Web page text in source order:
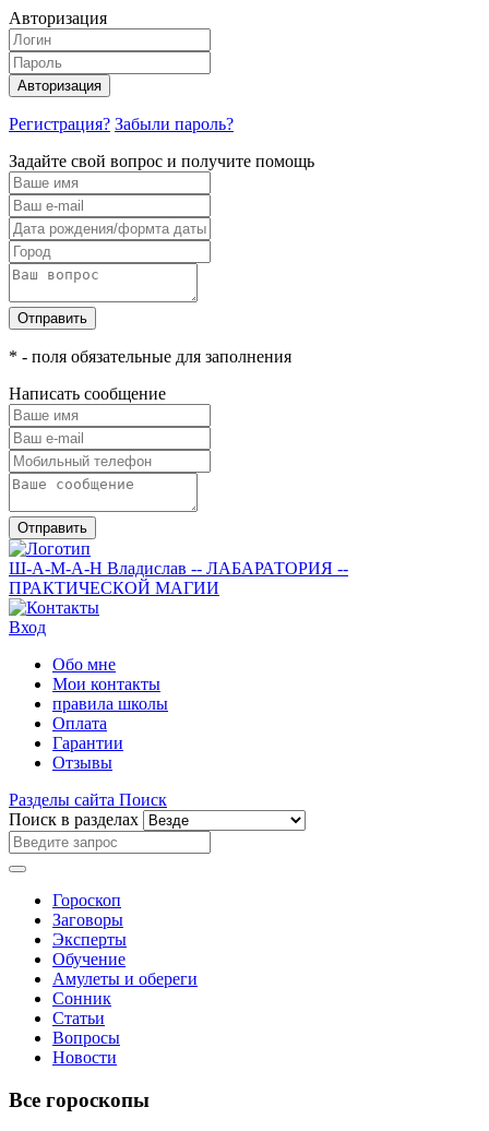
Авторизация
Авторизация
Регистрация? Забыли пароль?
Задайте свой вопрос и получите помощь
Отправить
* - поля обязательные для заполнения
Написать сообщение
Отправить
Ш-А-М-А-Н Владислав -- ЛАБАРАТОРИЯ --
ПРАКТИЧЕСКОЙ МАГИИ
Вход
Обо мне
Мои контакты
правила школы
Оплата
Гарантии
Отзывы
Разделы сайта Поиск
Поиск в разделах
Гороскоп
Заговоры
Эксперты
Обучение
Амулеты и обереги
Сонник
Статьи
Вопросы
Новости
Все гороскопы